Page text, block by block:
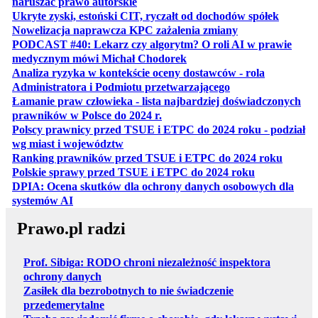
Ukryte zyski, estoński CIT, ryczałt od dochodów spółekotwiera
Nowelizacja naprawcza KPC zażalenia zmianyotwiera się w
PODCAST #40: Lekarz czy algorytm? O roli AI w prawie
medycznym mówi Michał Chodorekotwiera się w nowej karcie
Analiza ryzyka w kontekście oceny dostawców - rola
Administratora i Podmiotu przetwarzającegootwiera się w
Łamanie praw człowieka - lista najbardziej doświadczonych
prawników w Polsce do 2024 r.
Polscy prawnicy przed TSUE i ETPC do 2024 roku - podział
wg miast i województwotwiera się w nowej karcie
Ranking prawników przed TSUE i ETPC do 2024 roku
Polskie sprawy przed TSUE i ETPC do 2024 roku
DPIA: Ocena skutków dla ochrony danych osobowych dla
systemów AIotwiera się w nowej karcie
Prawo.pl radzi
Prof. Sibiga: RODO chroni niezależność inspektora
ochrony danych
Zasiłek dla bezrobotnych to nie świadczenie
przedemerytalne